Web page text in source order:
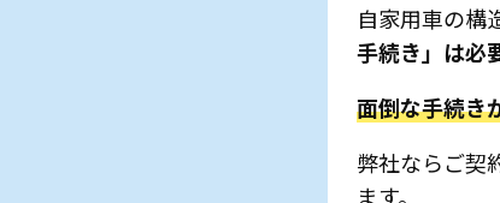
自家用車の構
手続き」は必
面倒な手続き
弊社ならご契
ます。